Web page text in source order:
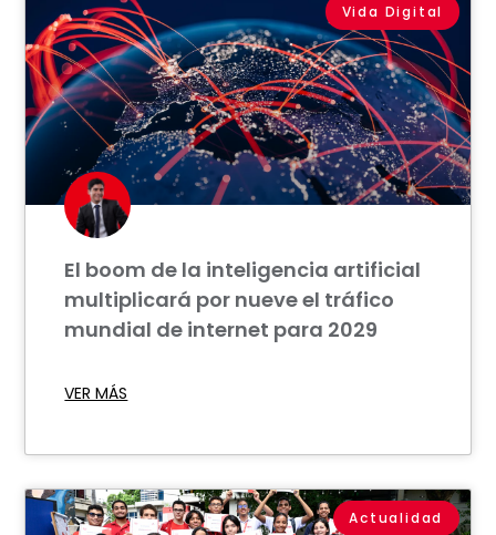
Vida Digital
El boom de la inteligencia artificial
multiplicará por nueve el tráfico
mundial de internet para 2029
VER MÁS
Actualidad